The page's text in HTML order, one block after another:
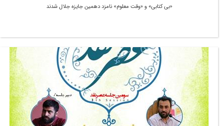
«بی کتابی» و «وقت معلوم» نامزد دهمین جایزه جلال شدند